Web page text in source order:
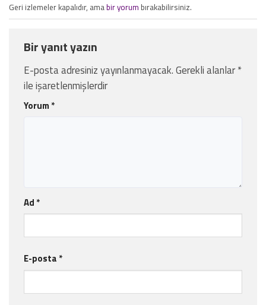
Geri izlemeler kapalıdır, amabir yorum bırakabilirsiniz.
Bir yanıt yazın
E-posta adresiniz yayınlanmayacak.Gerekli alanlar*
ile işaretlenmişlerdir
Yorum *
Ad *
E-posta *